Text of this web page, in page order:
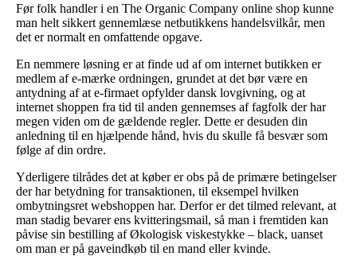
Før folk handler i en The Organic Company online shop kunne
man helt sikkert gennemlæse netbutikkens handelsvilkår, men
det er normalt en omfattende opgave.
En nemmere løsning er at finde ud af om internet butikken er
medlem af e-mærke ordningen, grundet at det bør være en
antydning af at e-firmaet opfylder dansk lovgivning, og at
internet shoppen fra tid til anden gennemses af fagfolk der har
megen viden om de gældende regler. Dette er desuden din
anledning til en hjælpende hånd, hvis du skulle få besvær som
følge af din ordre.
Yderligere tilrådes det at køber er obs på de primære betingelser
der har betydning for transaktionen, til eksempel hvilken
ombytningsret webshoppen har. Derfor er det tilmed relevant, at
man stadig bevarer ens kvitteringsmail, så man i fremtiden kan
påvise sin bestilling af Økologisk viskestykke – black, uanset
om man er på gaveindkøb til en mand eller kvinde.